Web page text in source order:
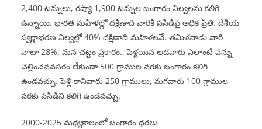
2,400 టన్నులు, రష్యా 1,900 టన్నుల బంగారం నిల్వలను కలిగి
ఉన్నాయి. భారత మహిళల్లో దక్షిణాది వారికి పసిడిపై అధిక ప్రీతి. దేశీయ
స్వర్ణాభరణ నిల్వల్లో 40% దక్షిణాది మహిళలవే. తమిళనాడు వారి
వాటా 28%. మన చట్టం ప్రకారం.. పెళ్లయిన ఆడవారు ఎలాంటి పన్ను
చెల్లించనవసరం లేకుండా 500 గ్రాముల వరకు బంగారం కలిగి
ఉండవచ్చు. పెళ్లి కానివారు 250 గ్రాములు, మగవారు 100 గ్రాముల
వరకు పసిడిని కలిగి ఉండవచ్చు.
2000-2025 మధ్యకాలంలో బంగారం ధరలు